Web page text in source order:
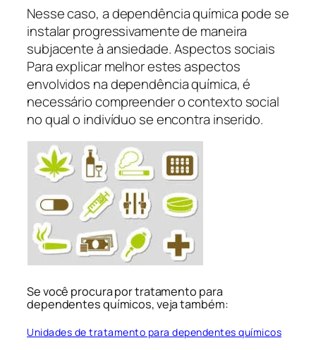
Nesse caso, a dependência química pode se
instalar progressivamente de maneira
subjacente à ansiedade. Aspectos sociais
Para explicar melhor estes aspectos
envolvidos na dependência química, é
necessário compreender o contexto social
no qual o indivíduo se encontra inserido.
Se você procura por tratamento para
dependentes químicos, veja também:
Unidades de tratamento para dependentes químicos